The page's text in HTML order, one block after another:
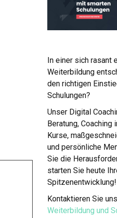
In einer sich rasant
Weiterbildung
den richtigen
Schulungen?
Unser Digital
Beratung, Coaching
Kurse,
und persönliche
Sie die
starten Sie heute
Spitzenentwicklung!
Kontaktieren Sie
Weiterbildung und